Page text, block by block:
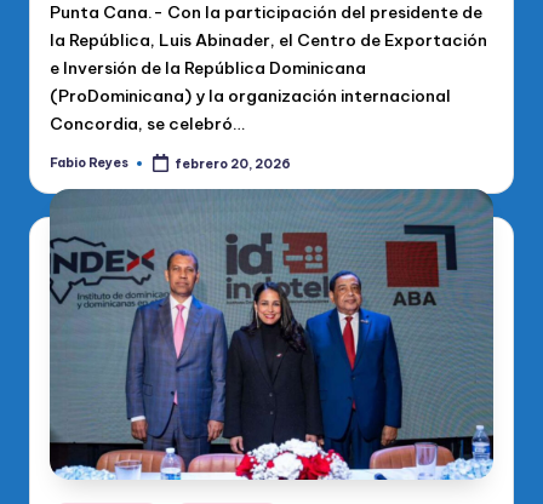
Punta Cana.- Con la participación del presidente de
la República, Luis Abinader, el Centro de Exportación
e Inversión de la República Dominicana
(ProDominicana) y la organización internacional
Concordia, se celebró…
Publicado
Fabio Reyes febrero 20, 2026